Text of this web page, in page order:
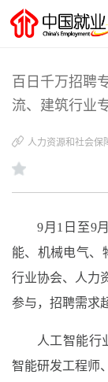
百日千万招聘
流、建筑行业
人力资源和社会保
9月 1 日至9月
能、机械电气、
行业协会、人力
参与，招聘需求
人工智能行
智能研发工程师、